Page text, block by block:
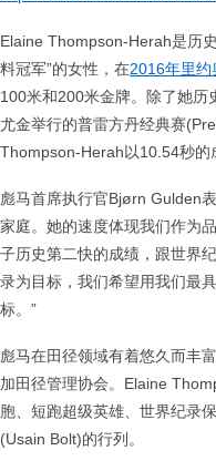
Elaine Thompson-Herah是历
料冠军”的女性，在2016年里约
100米和200米金牌。除了她历
尤金举行的普雷方丹经典赛
Thompson-Herah以10.54秒的
彪马首席执行官Bjørn Gulden
家庭。她的速度体现我们作为
子历史第二快的成绩，跟世界
录为目标，我们希望用我们最
标。”
彪马在田径领域有着悠久而丰
加田径管理协会。Elaine
胞、短跑超级英雄、世界纪录
(Usain Bolt)的行列。